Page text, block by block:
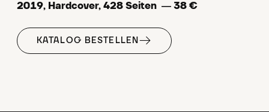
2019, Hardcover, 428 Seiten ― 38 €
KATALOG BESTELLEN